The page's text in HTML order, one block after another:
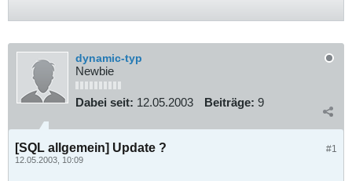
dynamic-typ
Newbie
Dabei seit: 12.05.2003 Beiträge: 9
#1
[SQL allgemein] Update ?
12.05.2003, 10:09